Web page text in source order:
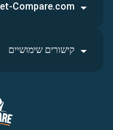
Compare.com
קישורים שימושיים